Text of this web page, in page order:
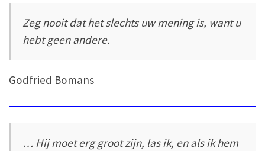
Zeg nooit dat het slechts uw mening is, want u
hebt geen andere.
Godfried Bomans
… Hij moet erg groot zijn, las ik, en als ik hem